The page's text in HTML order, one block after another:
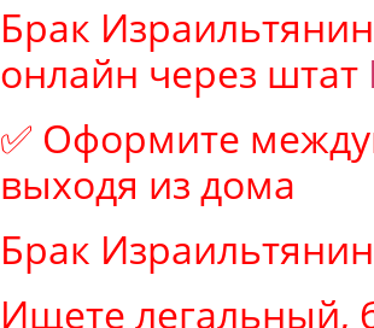
Брак
онлайн через штат
✅ Оформите
выходя из дома
Брак
Ищете легальный,